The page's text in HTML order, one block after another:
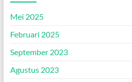
Mei 2025
Februari 2025
September 2023
Agustus 2023